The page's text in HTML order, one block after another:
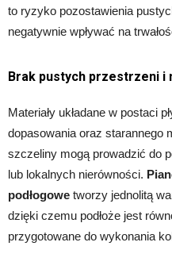
to ryzyko pozostawienia
negatywnie wpływać na
Brak pustych przestrzeni i
Materiały układane w postaci
dopasowania oraz starannego
szczeliny mogą prowadzić do
lub lokalnych nierówności.
podłogowe tworzy jednolitą
dzięki czemu podłoże jest
przygotowane do wykonania